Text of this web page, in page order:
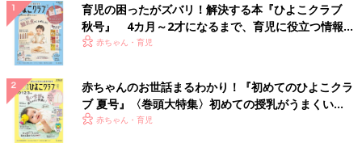
「水濡れイベントで全身びしょぬれ。Ｔシャツはたくさん売って
いるけど、ボトムスは種類があまりないので、仕方なく濡れたま
ま…」
汚したり、濡れたり、天気のよい暑い日でも海が近いので風が強
く、夕方になると冷え込むこともあるので、子どもの着替えは何
パターンかを持っていくと安心のようですね。
育児の困ったがズバリ！解決する本『ひよこクラブ
秋号』 4カ月～2才になるまで、育児に役立つ情報が
いっぱい！
赤ちゃん・育児
赤ちゃんのお世話まるわかり！『初めてのひよこクラ
ブ 夏号』〈巻頭大特集〉初めての授乳がうまくい
く！ おっぱい・ミルクの基本と夏のトラブル 解決テ
赤ちゃん・育児